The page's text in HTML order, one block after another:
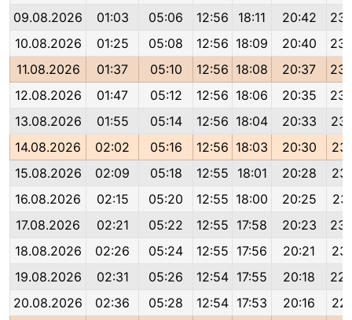
09.08.2026
01:03 05:06 12:56 18:11 20:42
10.08.2026
01:25 05:08 12:56 18:09 20:40
11.08.2026
01:37 05:10 12:56 18:08 20:37
12.08.2026
01:47 05:12 12:56 18:06 20:35
13.08.2026
01:55 05:14 12:56 18:04 20:33
14.08.2026
02:02 05:16 12:56 18:03 20:30
15.08.2026
02:09 05:18 12:55 18:01 20:28
16.08.2026
02:15 05:20 12:55 18:00 20:25
17.08.2026
02:21 05:22 12:55 17:58 20:23
18.08.2026
02:26 05:24 12:55 17:56 20:21
19.08.2026
02:31 05:26 12:54 17:55 20:18
20.08.2026
02:36 05:28 12:54 17:53 20:16